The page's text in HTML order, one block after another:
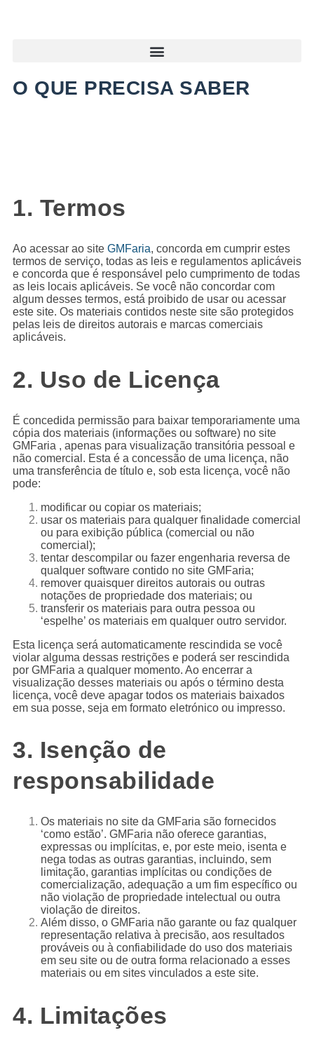
O QUE PRECISA SABER
1. Termos
Ao acessar ao site GMFaria, concorda em cumprir estes
termos de serviço, todas as leis e regulamentos aplicáveis
​​e concorda que é responsável pelo cumprimento de todas
as leis locais aplicáveis. Se você não concordar com
algum desses termos, está proibido de usar ou acessar
este site. Os materiais contidos neste site são protegidos
pelas leis de direitos autorais e marcas comerciais
aplicáveis.
2. Uso de Licença
É concedida permissão para baixar temporariamente uma
cópia dos materiais (informações ou software) no site
GMFaria , apenas para visualização transitória pessoal e
não comercial. Esta é a concessão de uma licença, não
uma transferência de título e, sob esta licença, você não
pode:
modificar ou copiar os materiais;
usar os materiais para qualquer finalidade comercial
ou para exibição pública (comercial ou não
comercial);
tentar descompilar ou fazer engenharia reversa de
qualquer software contido no site GMFaria;
remover quaisquer direitos autorais ou outras
notações de propriedade dos materiais; ou
transferir os materiais para outra pessoa ou
‘espelhe’ os materiais em qualquer outro servidor.
Esta licença será automaticamente rescindida se você
violar alguma dessas restrições e poderá ser rescindida
por GMFaria a qualquer momento. Ao encerrar a
visualização desses materiais ou após o término desta
licença, você deve apagar todos os materiais baixados
em sua posse, seja em formato eletrónico ou impresso.
3. Isenção de
responsabilidade
Os materiais no site da GMFaria são fornecidos
‘como estão’. GMFaria não oferece garantias,
expressas ou implícitas, e, por este meio, isenta e
nega todas as outras garantias, incluindo, sem
limitação, garantias implícitas ou condições de
comercialização, adequação a um fim específico ou
não violação de propriedade intelectual ou outra
violação de direitos.
Além disso, o GMFaria não garante ou faz qualquer
representação relativa à precisão, aos resultados
prováveis ​​ou à confiabilidade do uso dos materiais
em seu site ou de outra forma relacionado a esses
materiais ou em sites vinculados a este site.
4. Limitações